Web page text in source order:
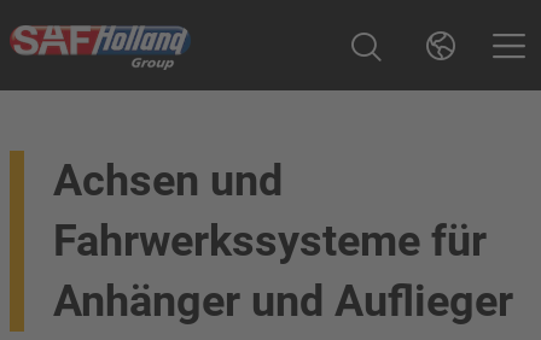
Achsen und
Fahrwerkssysteme für
Anhänger und Auflieger